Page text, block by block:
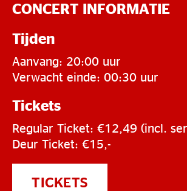
CONCERT INFORMATIE
Tijden
Aanvang: 20:00 uur
Verwacht einde: 00:30 uur
Tickets
Regular Ticket: €12,49 (incl.
Deur Ticket: €15,-
TICKETS